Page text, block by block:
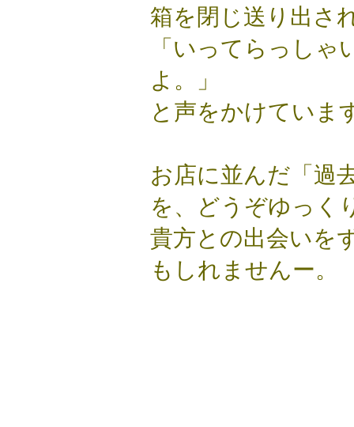
箱を閉じ送り出さ
「いってらっし
よ。」
と声をかけていま
お店に並んだ「過
を、どうぞゆっく
貴方との出会いを
もしれませんー。